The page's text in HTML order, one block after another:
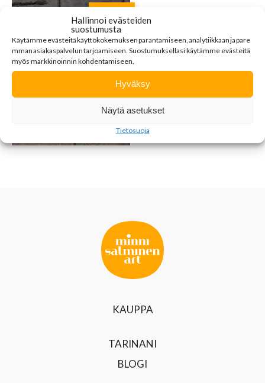
Hallinnoi evästeiden
suostumusta
Käytämmeevästeitäkäyttökokemuksenparantamiseen analytiikkaanjapare
mmanasiakaspalveluntarjoamiseen Suostumuksellasi käytämme evästeitä
myös markkinoinnin kohdentamiseen.
Hyväksy
Näytä asetukset
Tietosuoja
TAULUPARI: IKI JA
KAUPPA
TARINANI
BLOGI